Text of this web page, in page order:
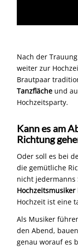
Nach der
weiter zur
Brautpaar
Tanzfläche und
Hochzeitsparty.
Kann es am
Richtung
Oder soll es bei
die gemütliche
nicht jedermanns
Hochzeitsmusiker
Hochzeit ist eine
Als Musiker
den Abend, bauen
genau worauf es